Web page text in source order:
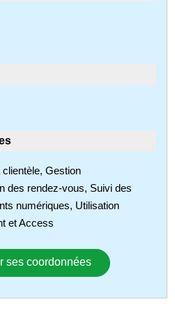
Gestion
des rendez-vous, Suivi des
numériques, Utilisation
et Access
ses coordonnées